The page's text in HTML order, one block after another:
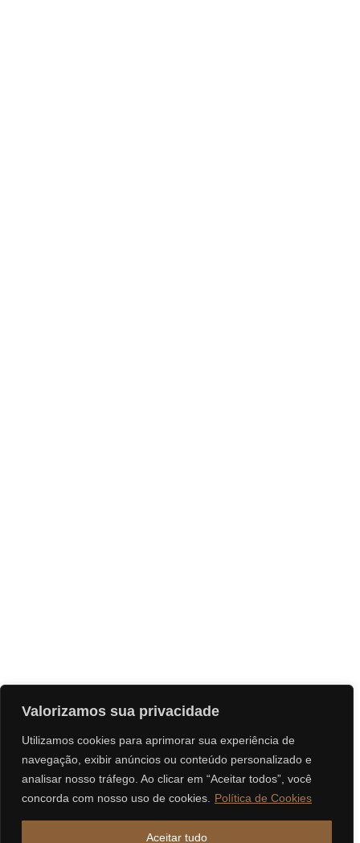
Valorizamos sua privacidade
Utilizamos cookies para aprimorar sua experiência de
navegação, exibir anúncios ou conteúdo personalizado e
analisar nosso tráfego. Ao clicar em “Aceitar todos”, você
concorda com nosso uso de cookies.
Política de Cookies
Aceitar tudo